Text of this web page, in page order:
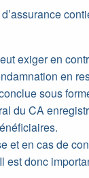
exiger en
en
sous
du CA
et en cas de
est donc